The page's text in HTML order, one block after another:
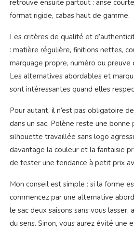
retrouve ensuite partout : anse
format rigide, cabas haut de gamme.
Les critères de qualité et
: matière régulière, finitions nettes,
marquage propre, numéro ou preuve
Les alternatives abordables et
sont intéressantes quand elles
Pour autant, il n’est pas obligatoire
dans un sac. Polène reste une bonne
silhouette travaillée sans logo
davantage la couleur et la fantaisie
de tester une tendance à petit prix
Mon conseil est simple : si la forme
commencez par une alternative
le sac deux saisons sans vous lasser,
du sens. Sinon, vous aurez évité une